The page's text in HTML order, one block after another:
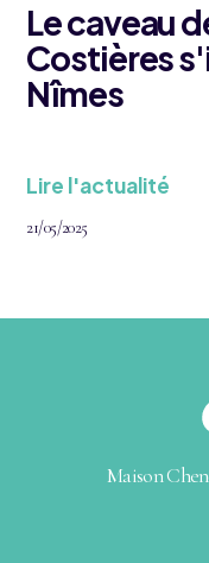
Le caveau
Costières
Nîmes
Lire l'actualité
21/05/2025
Maison